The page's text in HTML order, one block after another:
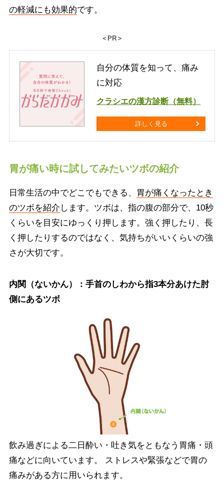
の軽減にも効果的です。
＜PR＞
自分の体質を知って、痛み
に対応
クラシエの漢方診断（無料）
詳しく見る
胃が痛い時に試してみたいツボの紹介
日常生活の中でどこでもできる、
胃が痛くなったとき
のツボを紹介 します。ツボは、指の腹の部分で、10秒
くらいを目安にゆっくり押します。強く押したり、長
く押したりするのではなく、気持ちがいいくらいの強
さが大切です。
内関（ないかん）：手首のしわから指3本分あけた肘
側にあるツボ
飲み過ぎによる二日酔い・吐き気をともなう胃痛・頭
痛などに向いています。 ストレスや緊張などで胃の
痛みがある方に用いられます。